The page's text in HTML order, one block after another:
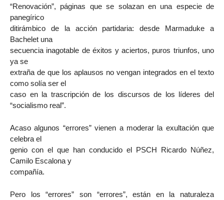
“Renovación”, páginas que se solazan en una especie de
panegírico
ditirámbico de la acción partidaria: desde Marmaduke a
Bachelet una
secuencia inagotable de éxitos y aciertos, puros triunfos, uno
ya se
extraña de que los aplausos no vengan integrados en el texto
como solía ser el
caso en la trascripción de los discursos de los líderes del
“socialismo real”.
Acaso algunos “errores” vienen a moderar la exultación que
celebra el
genio con el que han conducido el PSCH Ricardo Núñez,
Camilo Escalona y
compañía.
Pero los “errores” son “errores”, están en la naturaleza